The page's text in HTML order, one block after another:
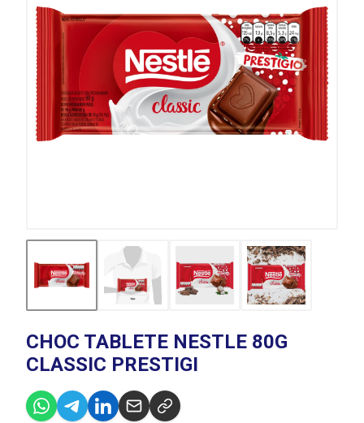
CHOC TABLETE NESTLE 80G
CLASSIC PRESTIGI